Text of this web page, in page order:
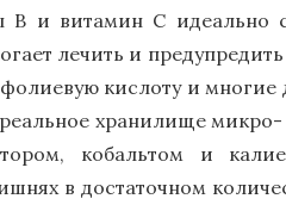
В и витамин С идеально
лечить и
кислоту и многие
хранилище
кобальтом и
в достаточном